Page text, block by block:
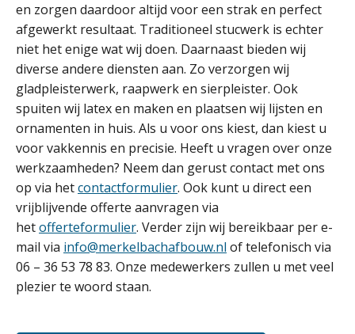
en zorgen daardoor altijd voor een strak en perfect
afgewerkt resultaat. Traditioneel stucwerk is echter
niet het enige wat wij doen. Daarnaast bieden wij
diverse andere diensten aan. Zo verzorgen wij
gladpleisterwerk, raapwerk en sierpleister. Ook
spuiten wij latex en maken en plaatsen wij lijsten en
ornamenten in huis. Als u voor ons kiest, dan kiest u
voor vakkennis en precisie. Heeft u vragen over onze
werkzaamheden? Neem dan gerust contact met ons
op via hetcontactformulier. Ook kunt u direct een
vrijblijvende offerte aanvragen via
hetofferteformulier. Verder zijn wij bereikbaar per e-
mail via info@merkelbachafbouw.nl of telefonisch via
06 – 36 53 78 83. Onze medewerkers zullen u met veel
plezier te woord staan.